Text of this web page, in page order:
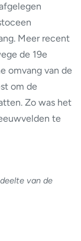
Meer recent
de 19e
omvang van de
om de
Zo was het
te
van de